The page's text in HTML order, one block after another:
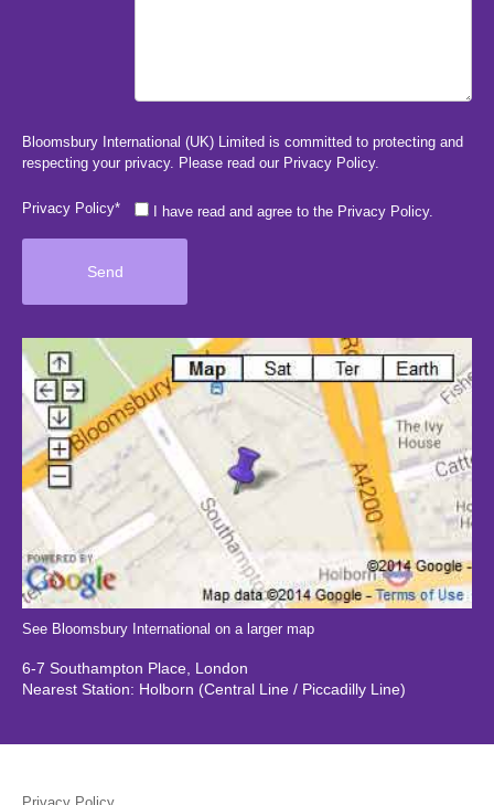
Bloomsbury International (UK) Limited is committed to protecting and
respecting your privacy. Please read our Privacy Policy.
Privacy Policy* I have read and agree to the Privacy Policy.
See Bloomsbury International on a larger map
6-7 Southampton Place, London
Nearest Station: Holborn (Central Line / Piccadilly Line)